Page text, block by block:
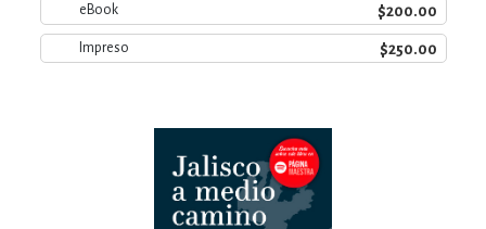
eBook $200.00
Impreso $250.00